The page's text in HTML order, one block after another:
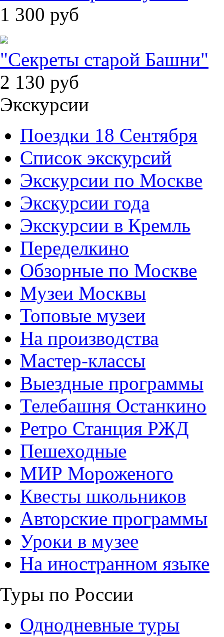
1 300 руб
"Секреты старой Башни"
2 130 руб
Экскурсии
Поездки 18 Сентября
Список экскурсий
Экскурсии по Москве
Экскурсии года
Экскурсии в Кремль
Переделкино
Обзорные по Москве
Музеи Москвы
Топовые музеи
На производства
Мастер-классы
Выездные программы
Телебашня Останкино
Ретро Станция РЖД
Пешеходные
МИР Мороженого
Квесты школьников
Авторские программы
Уроки в музее
На иностранном языке
Туры по России
Однодневные туры